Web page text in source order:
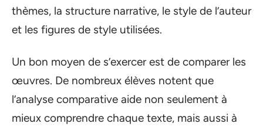
thèmes, la structure narrative, le style de l’auteur
et les figures de style utilisées.
Un bon moyen de s’exercer est de comparer les
œuvres. De nombreux élèves notent que
l’analyse comparative aide non seulement à
mieux comprendre chaque texte, mais aussi à